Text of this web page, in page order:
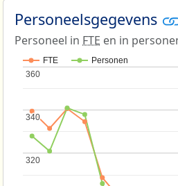
Personeelsgegevens
Personeel in FTE en in
FTE Personen
320
320
340
340
360
360